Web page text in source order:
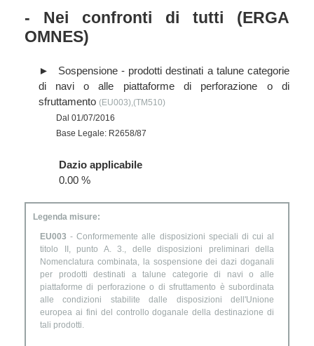
- Nei confronti di tutti (ERGA
OMNES)
Sospensione - prodotti destinati a talune categorie
di navi o alle piattaforme di perforazione o di
sfruttamento (EU003),(TM510)
Dal 01/07/2016
Base Legale: R2658/87
Dazio applicabile
0.00 %
Legenda misure:
EU003 - Conformemente alle disposizioni speciali di cui al
titolo II, punto A. 3., delle disposizioni preliminari della
Nomenclatura combinata, la sospensione dei dazi doganali
per prodotti destinati a talune categorie di navi o alle
piattaforme di perforazione o di sfruttamento è subordinata
alle condizioni stabilite dalle disposizioni dell'Unione
europea ai fini del controllo doganale della destinazione di
tali prodotti.